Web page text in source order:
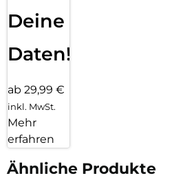
Deine
Daten!
ab 29,99 €
inkl. MwSt.
Mehr
erfahren
Ähnliche Produkte